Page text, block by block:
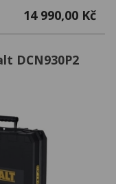
14 990,00 Kč
DCN930P2